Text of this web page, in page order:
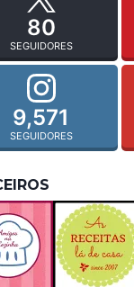
80
SEGUIDORES
9,571
SEGUIDORES